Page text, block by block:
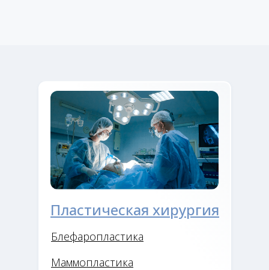
Пластическая хирургия
Блефаропластика
Маммопластика